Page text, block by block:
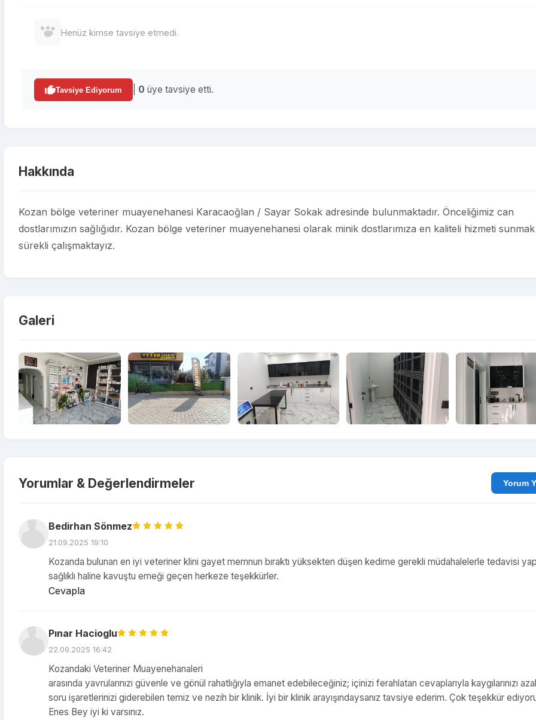
Henüz kimse tavsiye etmedi.
Tavsiye Ediyorum 0 üye tavsiye etti.
Hakkında
Kozan bölge veteriner muayenehanesi Karacaoğlan / Sayar Sokak adresinde bulunmaktadır. Önceliğimiz can
dostlarımızın sağlığıdır. Kozan bölge veteriner muayenehanesi olarak minik dostlarımıza en kaliteli hizmeti
sürekli çalışmaktayız.
Galeri
Yorumlar & Değerlendirmeler
Bedirhan Sönmez
21.09.2025 19:10
Kozanda bulunan en iyi veteriner klini gayet memnun bıraktı yüksekten düşen kedime gerekli müdahalelerle tedavisi
sağlıklı haline kavuştu emeği geçen herkeze teşekkürler.
Cevapla
Pınar Hacioglu
22.09.2025 16:42
Kozandaki Veteriner Muayenehanaleri
arasında yavrularınızı güvenle ve gönül rahatlığıyla emanet edebileceğiniz; içinizi ferahlatan cevaplarıyla kaygılarınızı
soru işaretlerinizi giderebilen temiz ve nezih bir klinik. İyi bir klinik arayışındaysanız tavsiye ederim. Çok teşekkür
Enes Bey iyi ki varsınız.